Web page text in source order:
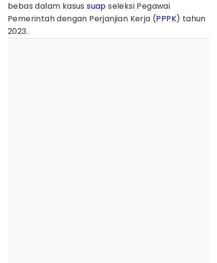
bebas dalam kasussuap seleksi Pegawai
Pemerintah dengan Perjanjian Kerja (PPPK) tahun
2023.